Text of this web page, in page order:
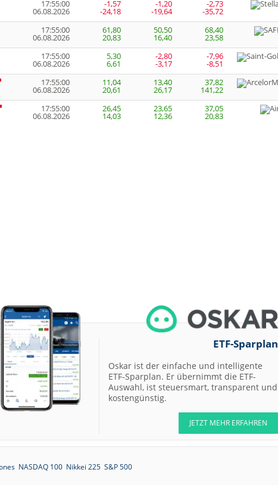
17:55:00
06.08.2026
-1,57
-24,18
-1,20
-19,64
-2,73
-35,72
17:55:00
06.08.2026
61,80
20,83
50,50
16,40
68,40
23,58
17:55:00
06.08.2026
5,30
6,61
-2,80
-3,17
-7,96
-8,51
17:55:00
06.08.2026
11,04
20,61
13,40
26,17
37,82
141,22
17:55:00
06.08.2026
26,45
14,03
23,65
12,36
37,05
20,83
ETF-Sparplan
Oskar ist der einfache und intelligente
ETF-Sparplan. Er übernimmt die ETF-
Auswahl, ist steuersmart, transparent und
kostengünstig.
JETZT MEHR ERFAHREN
NASDAQ 100 Nikkei 225 S&P 500